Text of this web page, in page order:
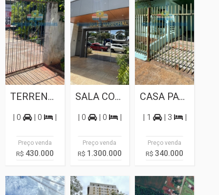
TERRENO A VENDA JARDIM TROPICAL
| 0 | 0 |
Preço venda
R$ 430.000
SALA COMERCIAL PARA VENDA NO CENTRO...
| 0 | 0 |
Preço venda
R$ 1.300.000
CASA PARA VENDA NO JARDIM BELVEDERE
| 1 | 3 |
Preço venda
R$340.000
Casa Lançamento Terreno